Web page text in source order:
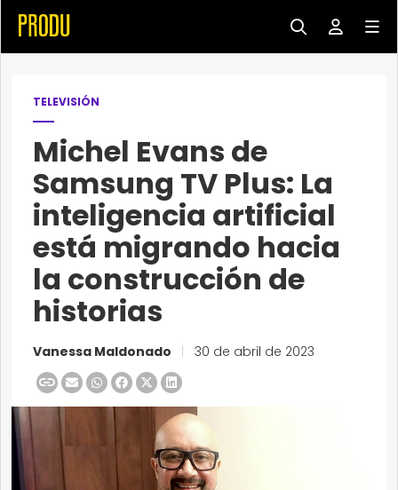
TELEVISIÓN
Michel Evans de
Samsung TV Plus: La
inteligencia artificial
está migrando hacia
la construcción de
historias
Vanessa Maldonado 30 de abril de 2023